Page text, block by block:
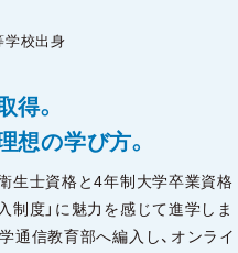
学校出身
得。
想の学び方。
生士資格と4年制大学卒業資格
制度」に魅力を感じて進学しま
通信教育部へ編入し、オンライ